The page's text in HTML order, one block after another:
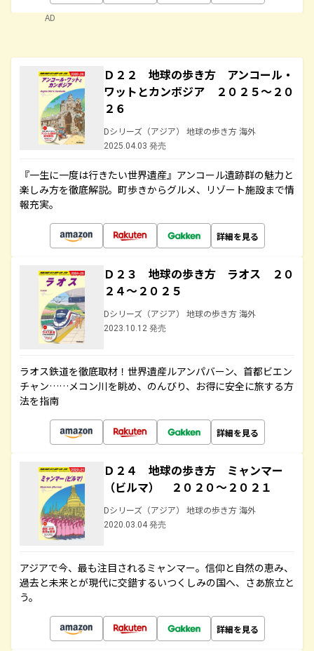
AD
Ｄ２２ 地球の歩き方 アンコール・
ワットとカンボジア ２０２５～２０
２６
Dシリーズ（アジア） 地球の歩き方 海外
2025.04.03 発売
『一生に一度は行きたい世界遺産』アンコール遺跡群の魅力と
楽しみ方を徹底解説。町歩きからグルメ、リゾート施設まで情
報充実。
詳細を見る
Ｄ２３ 地球の歩き方 ラオス ２０
２４～２０２５
Dシリーズ（アジア） 地球の歩き方 海外
2023.10.12 発売
ラオス鉄道を徹底取材！世界遺産ルアンパバーン、首都ビエン
チャン……メコン川を眺め、のんびり、お得に安全に旅する方
法を指南
詳細を見る
Ｄ２４ 地球の歩き方 ミャンマー
（ビルマ） ２０２０～２０２１
Dシリーズ（アジア） 地球の歩き方 海外
2020.03.04 発売
アジアで今、最も注目されるミャンマー。信仰と自然の恵み、
過去と未来とが現代に交錯するいつくしみの国へ、さあ旅立と
う。
詳細を見る